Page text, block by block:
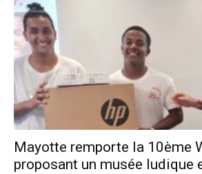
Mayotte remporte la 10ème
proposant un musée ludique